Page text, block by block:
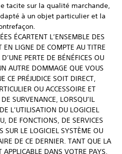
tacite sur la qualité marchande,
à un objet particulier et la
ÉCARTENT L’ENSEMBLE DES
EN LIGNE DE COMPTE AU TITRE
PERTE DE BÉNÉFICES OU
AUTRE DOMMAGE QUE VOUS
CE PRÉJUDICE SOIT DIRECT,
OU ACCESSOIRE ET
SURVENANCE, LORSQU’IL
L’UTILISATION DU LOGICIEL
DE FONCTIONS, DE SERVICES
SUR LE LOGICIEL SYSTÈME OU
DE CE DERNIER. TANT QUE LA
APPLICABLE DANS VOTRE PAYS,